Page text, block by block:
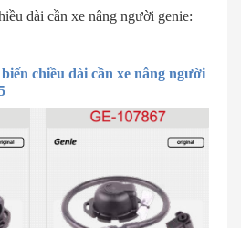
dài cần xe nâng người genie:
chiều dài cần xe nâng người